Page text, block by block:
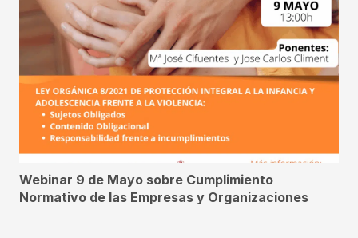
Webinar 9 de Mayo sobre Cumplimiento
Normativo de las Empresas y Organizaciones